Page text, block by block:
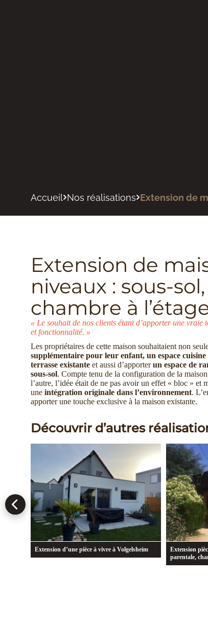
Accueil Nos réalisations Extension de
Extension de
niveaux : sous-
chambre à
« Le souhait de nos clients étant d’apporter une
et fonctionnalité. »
Les propriétaires de cette maison souhaitaient non
supplémentaire pour leur enfant, un espace
terrasse existante et aussi d’apporterun espace de
sous-sol. Compte tenu de la configuration de la
l’autre, l’idée était de ne pas avoir un effet « bloc » et
une intégration originale dans l’environnement.
apporter une touche exclusive à la maison existante.
Découvrir d’autres
Extension pièce à vivre, création suite
parentale, chambre et nouvelle entrée
Extension
salle à